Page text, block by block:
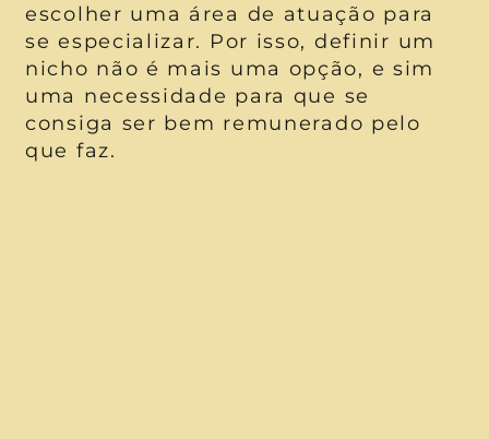
escolher uma área de atuação para
se especializar. Por isso, definir um
nicho não é mais uma opção, e sim
uma necessidade para que se
consiga ser bem remunerado pelo
que faz.